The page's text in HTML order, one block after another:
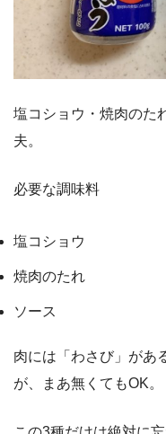
塩コショウ・焼肉のた
夫。
必要な調味料
塩コショウ
焼肉のたれ
ソース
肉には「わさび」があ
が、まあ無くてもOK。